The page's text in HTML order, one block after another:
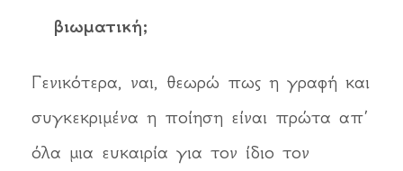
βιωματική;
Γενικότερα, ναι, θεωρώ πως η γραφή και
συγκεκριμένα η ποίηση είναι πρώτα απ’
όλα μια ευκαιρία για τον ίδιο τον